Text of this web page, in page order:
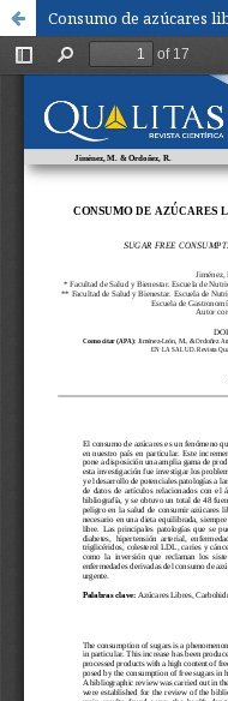
Consumo de azúcares